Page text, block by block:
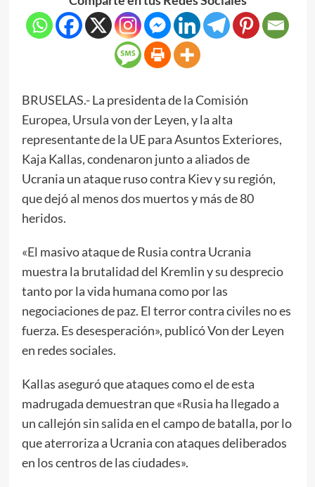
BRUSELAS.- La presidenta de la Comisión
Europea, Ursula von der Leyen, y la alta
representante de la UE para Asuntos Exteriores,
Kaja Kallas, condenaron junto a aliados de
Ucrania un ataque ruso contra Kiev y su región,
que dejó al menos dos muertos y más de 80
heridos.
«El masivo ataque de Rusia contra Ucrania
muestra la brutalidad del Kremlin y su desprecio
tanto por la vida humana como por las
negociaciones de paz. El terror contra civiles no es
fuerza. Es desesperación», publicó Von der Leyen
en redes sociales.
Kallas aseguró que ataques como el de esta
madrugada demuestran que «Rusia ha llegado a
un callejón sin salida en el campo de batalla, por lo
que aterroriza a Ucrania con ataques deliberados
en los centros de las ciudades».